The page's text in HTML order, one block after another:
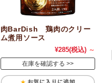
肉BarDish 鶏肉のクリー
ム煮用ソース
¥285(税込) ～
在庫を確認する